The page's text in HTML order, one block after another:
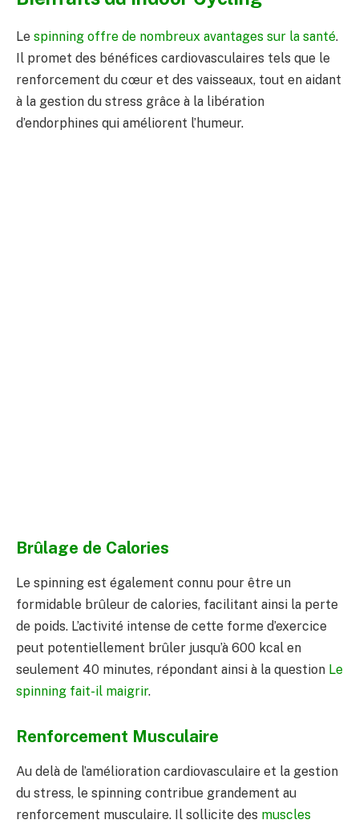
Le spinning offre de nombreux avantages sur la santé.
Il promet des bénéfices cardiovasculaires tels que le
renforcement du cœur et des vaisseaux, tout en aidant
à la gestion du stress grâce à la libération
d’endorphines qui améliorent l’humeur.
Brûlage de Calories
Le spinning est également connu pour être un
formidable brûleur de calories, facilitant ainsi la perte
de poids. L’activité intense de cette forme d’exercice
peut potentiellement brûler jusqu’à 600 kcal en
seulement 40 minutes, répondant ainsi à la question Le
spinning fait-il maigrir.
Renforcement Musculaire
Au delà de l’amélioration cardiovasculaire et la gestion
du stress, le spinning contribue grandement au
renforcement musculaire. Il sollicite des muscles